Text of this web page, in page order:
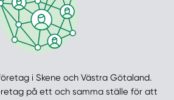
i Skene och Västra Götaland.
på ett och samma ställe för att